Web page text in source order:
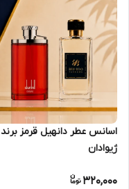
اسانس عطر دانهیل قرمز برند
ژیوادان
320,000